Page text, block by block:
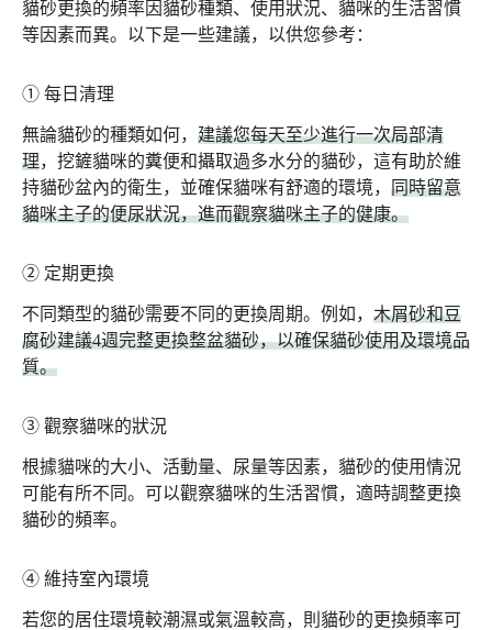
貓砂更換的頻率因貓砂種類、使用狀況、貓咪的生活習慣
等因素而異。以下是一些建議，以供您參考：
➀ 每日清理
無論貓砂的種類如何， 建議您每天至少進行一次局部清
理，挖鏟貓咪的糞便和攝取過多水分的貓砂，這有助於維
持貓砂盆內的衛生，並確保貓咪有舒適的環境， 同時留意
貓咪主子的便尿狀況，進而觀察貓咪主子的健康。
➁ 定期更換
不同類型的貓砂需要不同的更換周期。例如， 木屑砂和豆
腐砂建議4週完整更換整盆貓砂，以確保貓砂使用及環境品
質。
➂ 觀察貓咪的狀況
根據貓咪的大小、活動量、尿量等因素，貓砂的使用情況
可能有所不同。可以觀察貓咪的生活習慣，適時調整更換
貓砂的頻率。
➃ 維持室內環境
若您的居住環境較潮濕或氣溫較高，則貓砂的更換頻率可